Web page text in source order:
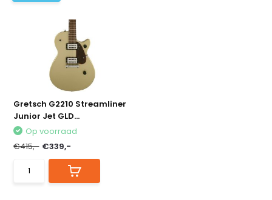
Gretsch G2210 Streamliner
Junior Jet GLD...
Op voorraad
€415,- €339,-